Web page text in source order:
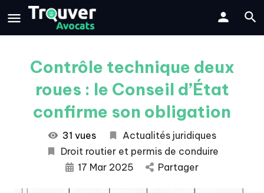
Contrôle technique deux
roues : le Conseil d’État
confirme son obligation
31 vues
Actualités juridiques
Droit routier et permis de conduire
17 Mar 2025
Partager